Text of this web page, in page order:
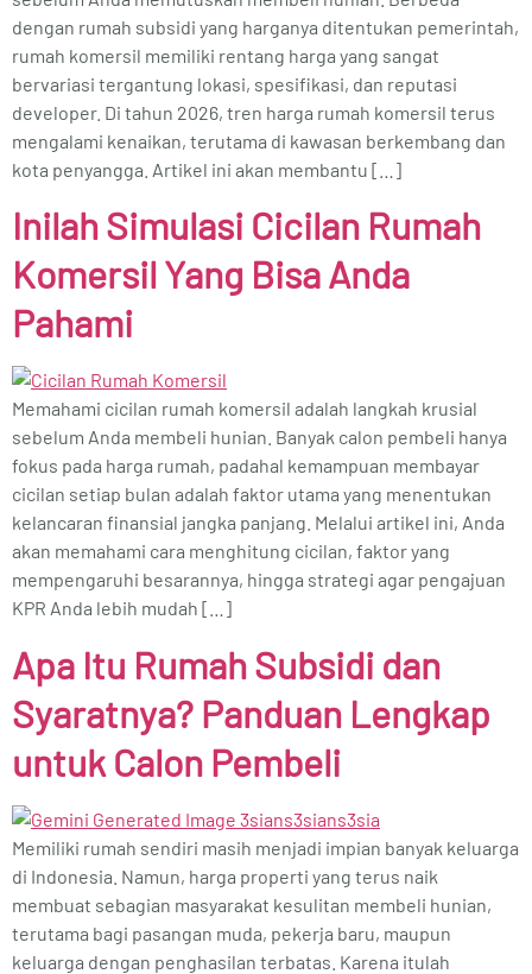
dengan rumah subsidi yang harganya ditentukan pemerintah,
rumah komersil memiliki rentang harga yang sangat
bervariasi tergantung lokasi, spesifikasi, dan reputasi
developer. Di tahun 2026, tren harga rumah komersil terus
mengalami kenaikan, terutama di kawasan berkembang dan
kota penyangga. Artikel ini akan membantu […]
Inilah Simulasi Cicilan Rumah
Komersil Yang Bisa Anda
Pahami
Memahami cicilan rumah komersil adalah langkah krusial
sebelum Anda membeli hunian. Banyak calon pembeli hanya
fokus pada harga rumah, padahal kemampuan membayar
cicilan setiap bulan adalah faktor utama yang menentukan
kelancaran finansial jangka panjang. Melalui artikel ini, Anda
akan memahami cara menghitung cicilan, faktor yang
mempengaruhi besarannya, hingga strategi agar pengajuan
KPR Anda lebih mudah […]
Apa Itu Rumah Subsidi dan
Syaratnya? Panduan Lengkap
untuk Calon Pembeli
Memiliki rumah sendiri masih menjadi impian banyak keluarga
di Indonesia. Namun, harga properti yang terus naik
membuat sebagian masyarakat kesulitan membeli hunian,
terutama bagi pasangan muda, pekerja baru, maupun
keluarga dengan penghasilan terbatas. Karena itulah